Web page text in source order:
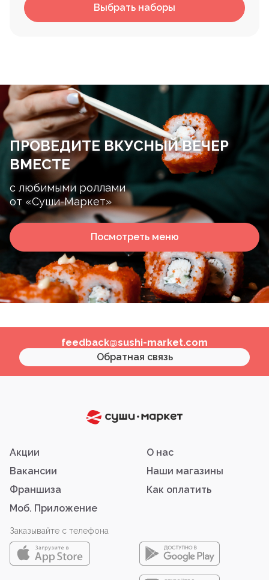
Выбрать наборы
ПРОВЕДИТЕ ВКУСНЫЙ ВЕЧЕР
ВМЕСТЕ
с любимыми роллами
от «Суши-Маркет»
Посмотреть меню
feedback@sushi-market.com
Обратная связь
Акции
О нас
Вакансии
Наши магазины
Франшиза
Как оплатить
Моб. Приложение
Заказывайте с телефона